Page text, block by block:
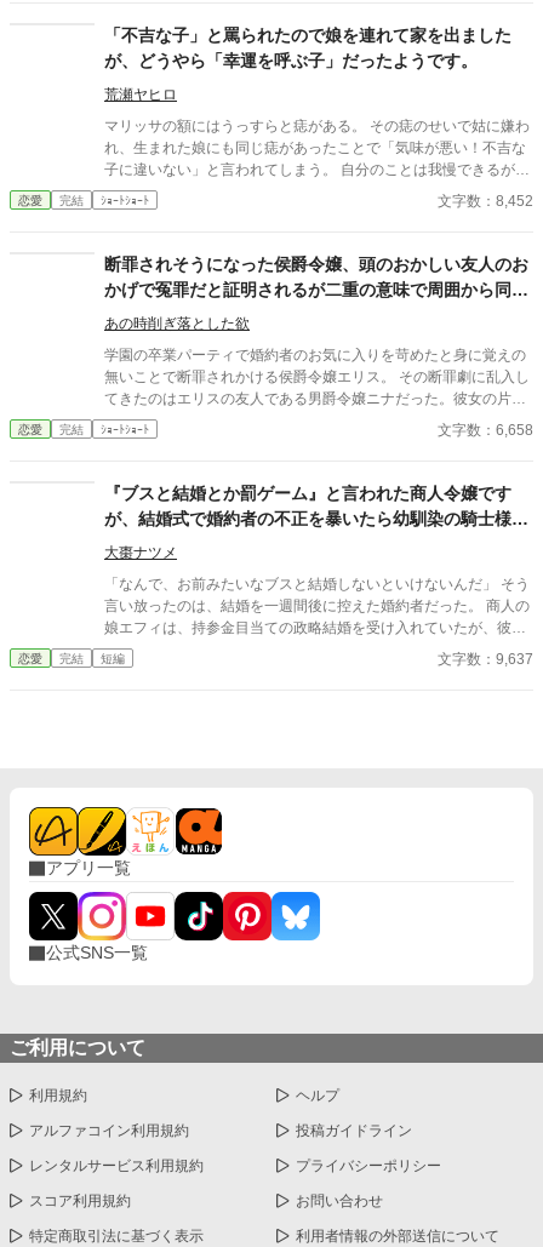
「不吉な子」と罵られたので娘を連れて家を出ました
が、どうやら「幸運を呼ぶ子」だったようです。
荒瀬ヤヒロ
マリッサの額にはうっすらと痣がある。 その痣のせいで姑に嫌わ
れ、生まれた娘にも同じ痣があったことで「気味が悪い！不吉な
子に違いない」と言われてしまう。 自分のことは我慢できるが娘
を傷つけるのは許せない。そう思ったマリッサは離婚して家を出
て、新たな出会いを得て幸せになるが……
恋愛 完結 ｼｮｰﾄｼｮｰﾄ 文字数：8,452
断罪されそうになった侯爵令嬢、頭のおかしい友人のお
かげで冤罪だと証明されるが二重の意味で周囲から同情
される。
あの時削ぎ落とした欲
学園の卒業パーティで婚約者のお気に入りを苛めたと身に覚えの
無いことで断罪されかける侯爵令嬢エリス。 その断罪劇に乱入し
てきたのはエリスの友人である男爵令嬢ニナだった。彼女の片手
には骨付き肉が握られていた。
恋愛 完結 ｼｮｰﾄｼｮｰﾄ 文字数：6,658
『ブスと結婚とか罰ゲーム』と言われた商人令嬢です
が、結婚式で婚約者の不正を暴いたら幼馴染の騎士様が
味方でした
大棗ナツメ
「なんで、お前みたいなブスと結婚しないといけないんだ」 そう
言い放ったのは、結婚を一週間後に控えた婚約者だった。 商人の
娘エフィは、持参金目当ての政略結婚を受け入れていたが、彼か
らは日常的に「ブス」「価値がない」と罵られていた。 そんなあ
る日、エフィは父の商会の帳簿から男爵家の不審な金の流れを発
恋愛 完結 短編 文字数：9,637
アプリ一覧
公式SNS一覧
ご利用について
利用規約 ヘルプ
アルファコイン利用規約 投稿ガイドライン
レンタルサービス利用規約 プライバシーポリシー
スコア利用規約 お問い合わせ
特定商取引法に基づく表示 利用者情報の外部送信について